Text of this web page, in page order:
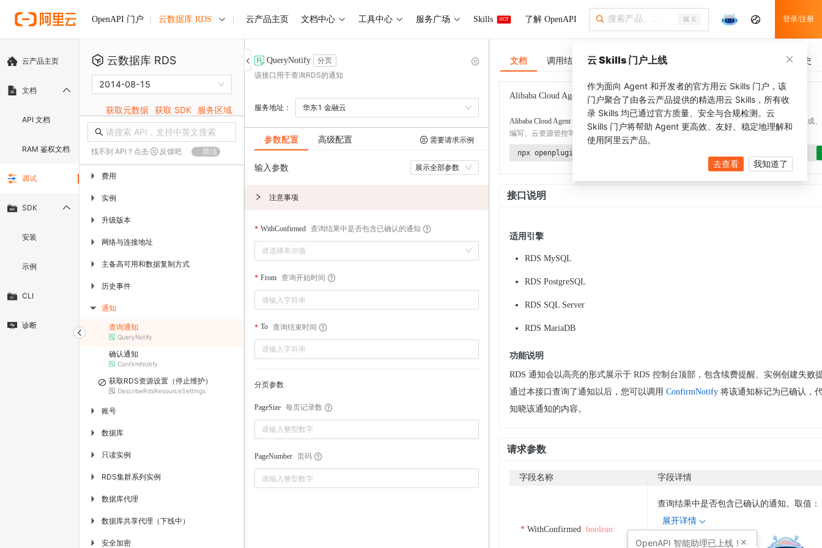
OpenAPI 门户 云数据库 RDS 云产品主页 文档中心 工具中心 服务广场 Skills HOT 了解 OpenAPI ⌘ K 登录/注册
云产品主页
文档
API 文档
RAM 鉴权文档
调试
SDK
安装
示例
CLI
诊断
云数据库 RDS
2014-08-15
获取元数据 获取 SDK 服务区域
找不到 API ? 点击 反馈吧 简洁
▶ 费用
▶ 实例
▶ 升级版本
▶ 网络与连接地址
▶ 主备高可用和数据复制方式
▶ 历史事件
▶ 通知
查询通知
QueryNotify
确认通知
ConfirmNotify
获取RDS资源设置（停止维护）
DescribeRdsResourceSettings
▶ 账号
▶ 数据库
▶ 只读实例
▶ RDS集群系列实例
▶ 数据库代理
▶ 数据库共享代理（下线中）
▶ 安全加密
QueryNotify
分页
该接口用于查询RDS的通知
服务地址： 华东1 金融云
参数配置 高级配置 需要请求示例
输入参数 展示全部参数
注意事项
WithConfirmed 查询结果中是否包含已确认的通知
请选择布尔值
From 查询开始时间
To 查询结束时间
分页参数
PageSize 每页记录数
PageNumber 页码
文档 调用结果 SDK 示例 CLI 示例 调用历史
Alibaba Cloud Agent Toolkit 了解更多
Alibaba Cloud Agent Toolkit
提供 Agent 插件、技能、MCP 配置和验证工具，涵盖 SDK 代码生成、
编写、云资源管控等能力。通过 alibabacloud-agent-toolkit-install 技能可快速完成本地配置。
npx openplugin aliyun/alibabacloud-agent-toolkit
接口说明
适用引擎
RDS MySQL
RDS PostgreSQL
RDS SQL Server
RDS MariaDB
功能说明
RDS 通知会以高亮的形式展示于 RDS 控制台顶部，包含续费提醒、实例创建失败
通过本接口查询了通知以后，您可以调用 ConfirmNotify 将该通知标记为已确认，
知晓该通知的内容。
请求参数
字段名称 字段详情
WithConfirmed boolean
查询结果中是否包含已确认的通知。取值：
展开详情
示例值:
云 Skills 门户上线
作为面向 Agent 和开发者的官方用云 Skills 门户，该
门户聚合了由各云产品提供的精选用云 Skills，所有收
录 Skills 均已通过官方质量、安全与合规检测。云
Skills 门户将帮助 Agent 更高效、友好、稳定地理解和
使用阿里云产品。
去查看 我知道了
OpenAPI 智能助理已上线！